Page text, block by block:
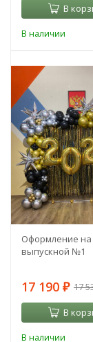
В
В наличии
Оформление на
выпускной №1
17 190 ₽ 17
В
В наличии